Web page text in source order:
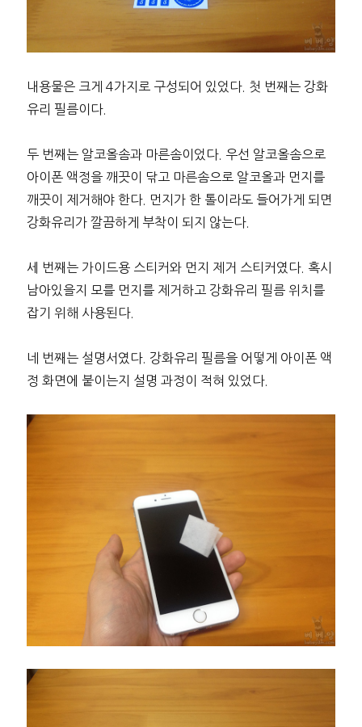
내용물은 크게 4가지로 구성되어 있었다. 첫 번째는 강화
유리 필름이다.
두 번째는 알코올솜과 마른솜이었다. 우선 알코올솜으로
아이폰 액정을 깨끗이 닦고 마른솜으로 알코올과 먼지를
깨끗이 제거해야 한다. 먼지가 한 톨이라도 들어가게 되면
강화유리가 깔끔하게 부착이 되지 않는다.
세 번째는 가이드용 스티커와 먼지 제거 스티커였다. 혹시
남아있을지 모를 먼지를 제거하고 강화유리 필름 위치를
잡기 위해 사용된다.
네 번째는 설명서였다. 강화유리 필름을 어떻게 아이폰 액
정 화면에 붙이는지 설명 과정이 적혀 있었다.